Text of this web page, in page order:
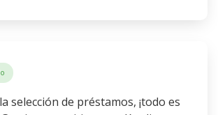
selección de préstamos, ¡todo es